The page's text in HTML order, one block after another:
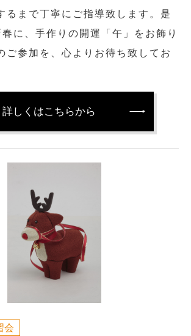
るまで丁寧にご指導致します。是
に、手作りの開運「午」をお飾り
ご参加を、心よりお待ち致してお
詳しくはこちらから
会